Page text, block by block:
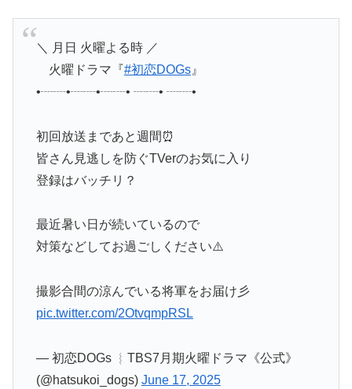
＼ 月日 火曜よる時 ／
火曜ドラマ『#初恋DOGs』
•┈┈•┈┈•┈┈• ┈┈• ┈┈•
初回放送まであと週間⏰
皆さん見逃しを防ぐTVerのお気に入り
登録はバッチリ？
最近暑い日が続いているので
対策などしてお過ごしください⚠️
撮影合間の涼んでいる将軍をお届け彡
pic.twitter.com/2OtvqmpRSL
— 初恋DOGs ︴TBS7月期火曜ドラマ《公式》
(@hatsukoi_dogs) June 17, 2025